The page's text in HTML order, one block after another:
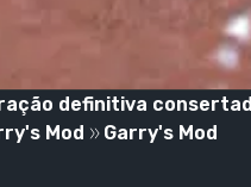
definitiva
Mod
Garry's Mod